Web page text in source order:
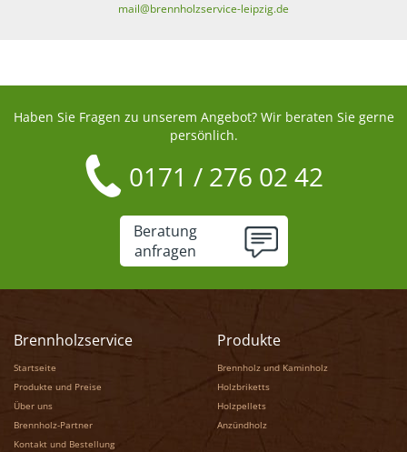
mail@brennholzservice-leipzig.de
Haben Sie Fragen zu unserem Angebot? Wir beraten Sie gerne
persönlich.
0171 / 276 02 42
Beratung
anfragen
Brennholzservice
Startseite
Produkte und Preise
Über uns
Brennholz-Partner
Kontakt und Bestellung
Produkte
Brennholz und Kaminholz
Holzbriketts
Holzpellets
Anzündholz